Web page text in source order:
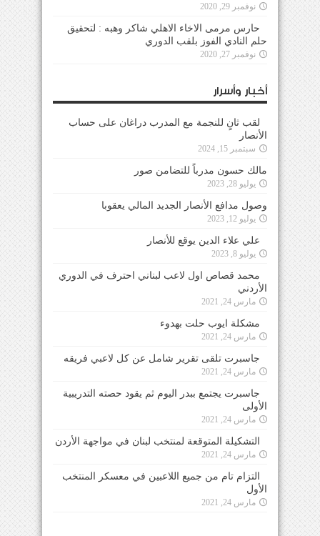
نوفمبر 29, 2020
حارس مرمى الاخاء الاهلي شاكر وهبه : لتحقيق
حلم النادي الفوز بلقب الدوري
نوفمبر 27, 2020
أخبار وأسرار
لقب ثانٍ للنجمة مع المدرب دراغان على حساب
الأنصار
سبتمبر 15, 2024
مالك حسون مدرباً للتضامن صور
يوليو 28, 2023
وصول مدافع الأنصار الجديد المالي يعقوبا
يوليو 12, 2023
علي علاء الدين يوقع للأنصار
يوليو 8, 2023
محمد قصاص اول لاعب لبناني احترف في الدوري
الأردني
مارس 24, 2021
مشكلة ايوب حلت بهدوء
مارس 24, 2021
جاسبرت تلقى تقرير شامل عن كل لاعبي فريقه
مارس 24, 2021
جاسبرت يجتمع ببدر اليوم ثم يقود حصته التدريبية
الأولى
مارس 24, 2021
التشكيلة المتوقعة لمنتخب لبنان في مواجهة الأردن
مارس 24, 2021
التزام تام من جميع اللاعبين في معسكر المنتخب
الأول
مارس 24, 2021